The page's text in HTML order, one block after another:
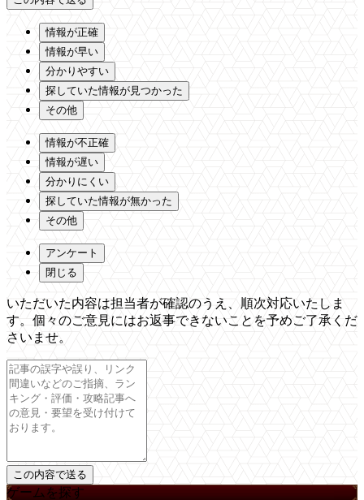
情報が正確
情報が早い
分かりやすい
探していた情報が見つかった
その他
情報が不正確
情報が遅い
分かりにくい
探していた情報が無かった
その他
アンケート
閉じる
いただいた内容は担当者が確認のうえ、順次対応いたしま
す。個々のご意見にはお返事できないことを予めご了承くだ
さいませ。
ゲームを探す